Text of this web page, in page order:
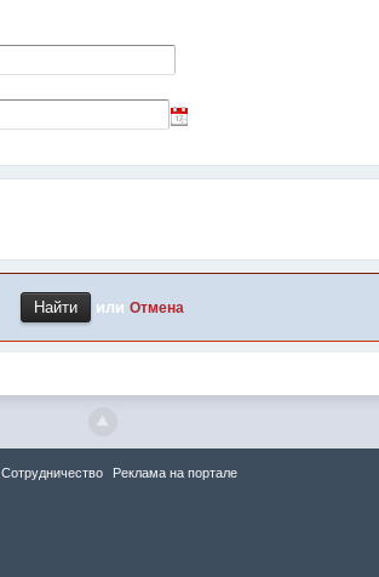
илиОтмена
Сотрудничество Реклама на портале